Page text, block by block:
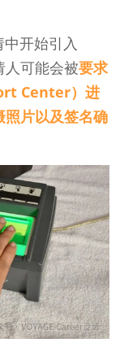
开始引入
可能会被要求
Center）进
照片以及签名确